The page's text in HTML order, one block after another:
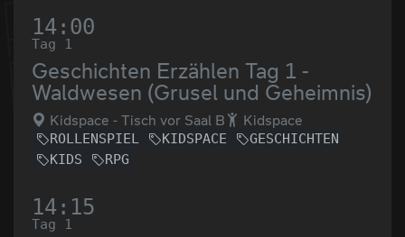
14:00
Tag 1
Geschichten Erzählen Tag 1 -
Waldwesen (Grusel und Geheimnis)
Kidspace - Tisch vor Saal B Kidspace
ROLLENSPIEL KIDSPACE
GESCHICHTEN
KIDS
RPG
14:15
Tag 1